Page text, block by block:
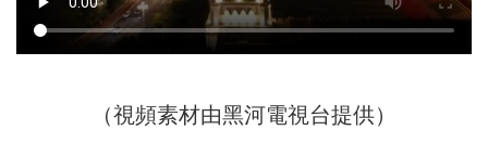
（視頻素材由黑河電視台提供）